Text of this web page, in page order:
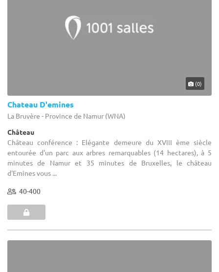
(0)
Chateau D'emines
La Bruyère - Province de Namur (WNA)
Château
Château conférence : Elégante demeure du XVIII ème siècle
entourée d'un parc aux arbres remarquables (14 hectares), à 5
minutes de Namur et 35 minutes de Bruxelles, le château
d'Emines vous ...
40-400